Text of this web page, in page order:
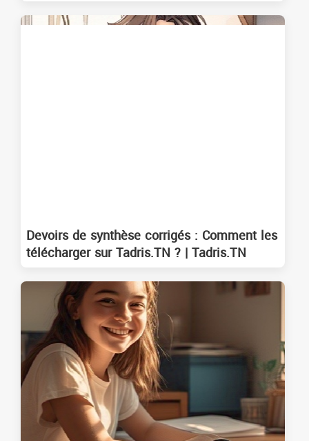
Devoirs de synthèse corrigés : Comment les
télécharger sur Tadris.TN ? | Tadris.TN